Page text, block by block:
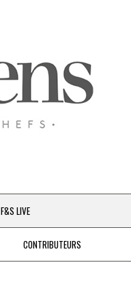
F&S LIVE
CONTRIBUTEURS